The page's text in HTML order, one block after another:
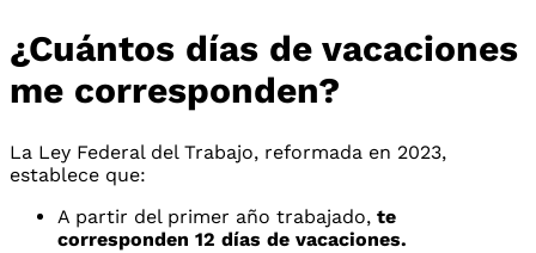
¿Cuántos días de vacaciones
me corresponden?
La Ley Federal del Trabajo, reformada en 2023,
establece que:
A partir del primer año trabajado, te
corresponden 12 días de vacaciones.